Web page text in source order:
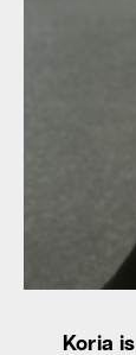
Koria